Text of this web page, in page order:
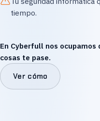
tiempo.
En Cyberfull nos ocupamos
cosas te pase.
Ver cómo